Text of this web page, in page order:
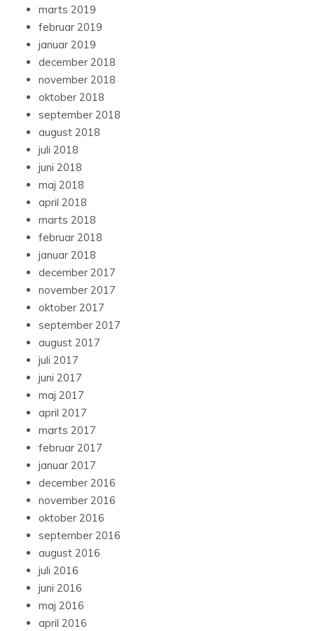
marts 2019
februar 2019
januar 2019
december 2018
november 2018
oktober 2018
september 2018
august 2018
juli 2018
juni 2018
maj 2018
april 2018
marts 2018
februar 2018
januar 2018
december 2017
november 2017
oktober 2017
september 2017
august 2017
juli 2017
juni 2017
maj 2017
april 2017
marts 2017
februar 2017
januar 2017
december 2016
november 2016
oktober 2016
september 2016
august 2016
juli 2016
juni 2016
maj 2016
april 2016